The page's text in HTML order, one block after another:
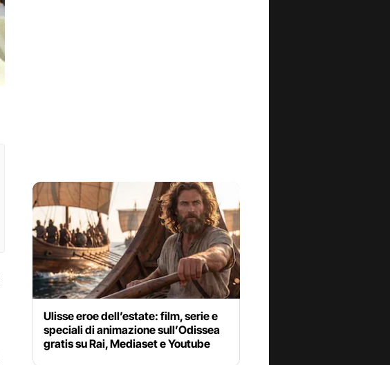
Ulisse eroe dell’estate: film, serie e
speciali di animazione sull’Odissea
gratis su Rai, Mediaset e Youtube